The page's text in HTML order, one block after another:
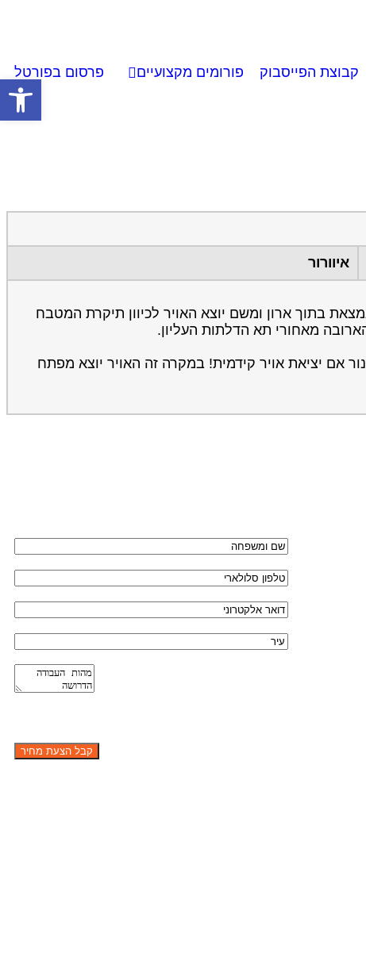
קבוצת הפייסבוק פורומים מקצועיים פרסום בפורטל
איוורור
בתוך ארון ומשם יוצא האויר לכיוון תיקרת המטבח
אם יציאת אויר קידמית! במקרה זה האויר יוצא מפתח
פתח